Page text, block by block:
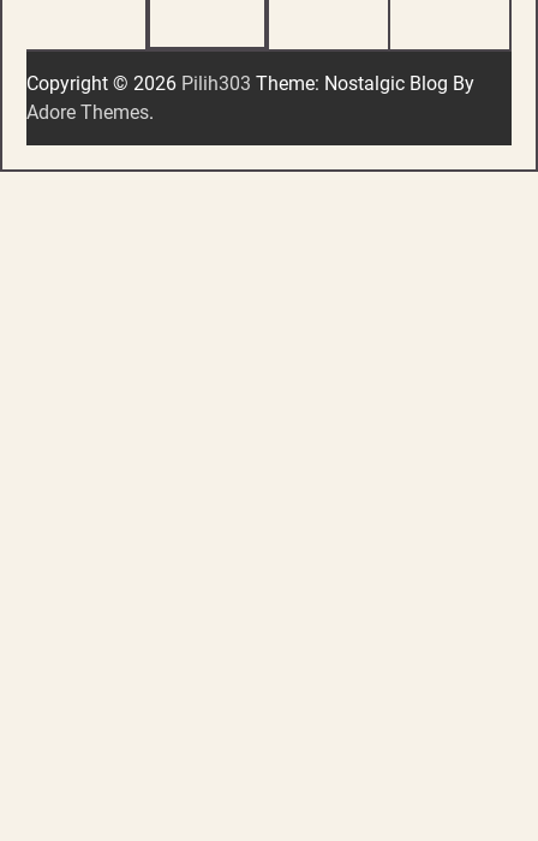
Copyright © 2026 Pilih303 Theme: Nostalgic Blog By
Adore Themes.